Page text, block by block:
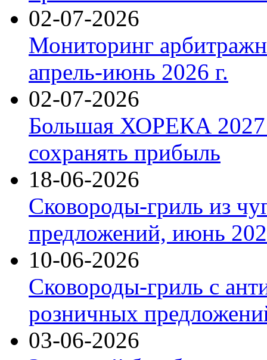
02-07-2026
Мониторинг
апрель-июнь 2026 г.
02-07-2026
Большая ХОРЕКА 2027:
сохранять прибыль
18-06-2026
Сковороды-гриль из
предложений, июнь
10-06-2026
Сковороды-гриль с
розничных
03-06-2026